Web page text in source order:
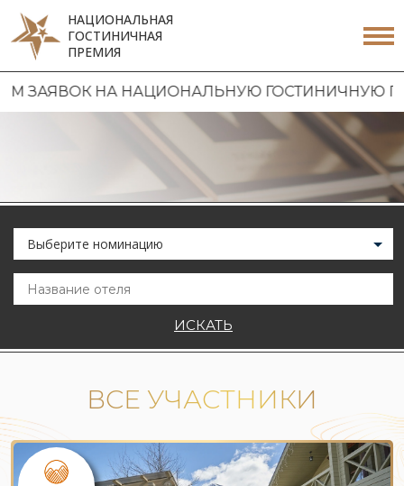
НАЦИОНАЛЬНАЯ
ГОСТИНИЧНАЯ
ПРЕМИЯ
НА НАЦИОНАЛЬНУЮ ГОСТИНИЧНУЮ ПРЕМИЮ
Выберите номинацию
ИСКАТЬ
ВСЕ УЧАСТНИКИ